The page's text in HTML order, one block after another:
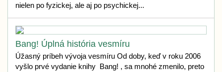
nielen po fyzickej, ale aj po psychickej...
Bang! Úplná história vesmíru
Úžasný príbeh vývoja vesmíru Od doby, keď v roku 2006
vyšlo prvé vydanie knihy Bang! , sa mnohé zmenilo, preto